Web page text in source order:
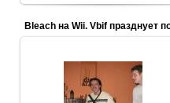
13.03.2012